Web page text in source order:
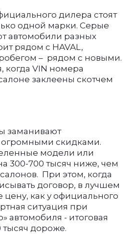
дилера стоят
одной марки. Серые
автомобили разных
рядом с HAVAL,
– рядом с новыми.
когда VIN номера
заклеены скотчем
заманивают
скидками.
модели или
300-700 тысяч ниже, чем
При этом, когда
договор, в лучшем
цену, как у официального
ситуация при
автомобиля - итоговая
тысяч дороже.